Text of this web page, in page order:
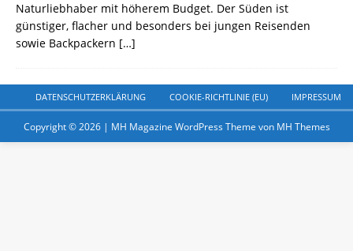
Naturliebhaber mit höherem Budget. Der Süden ist
günstiger, flacher und besonders bei jungen Reisenden
sowie Backpackern […]
DATENSCHUTZERKLÄRUNG COOKIE-RICHTLINIE (EU) IMPRESSUM
Copyright © 2026 | MH Magazine WordPress Theme von MH Themes